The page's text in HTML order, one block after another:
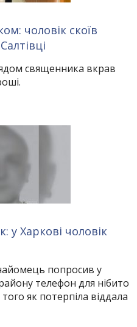
чоловік скоїв
священника вкрав
у Харкові чоловік
попросив у
телефон для нібито
як потерпіла віддала